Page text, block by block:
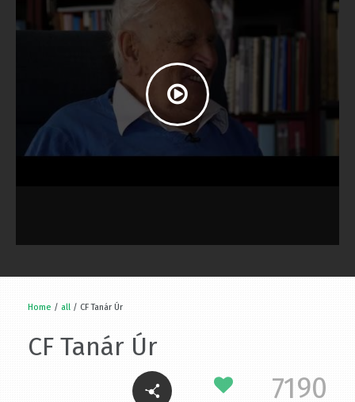
Home / all / CF Tanár Úr
CF Tanár Úr
7190